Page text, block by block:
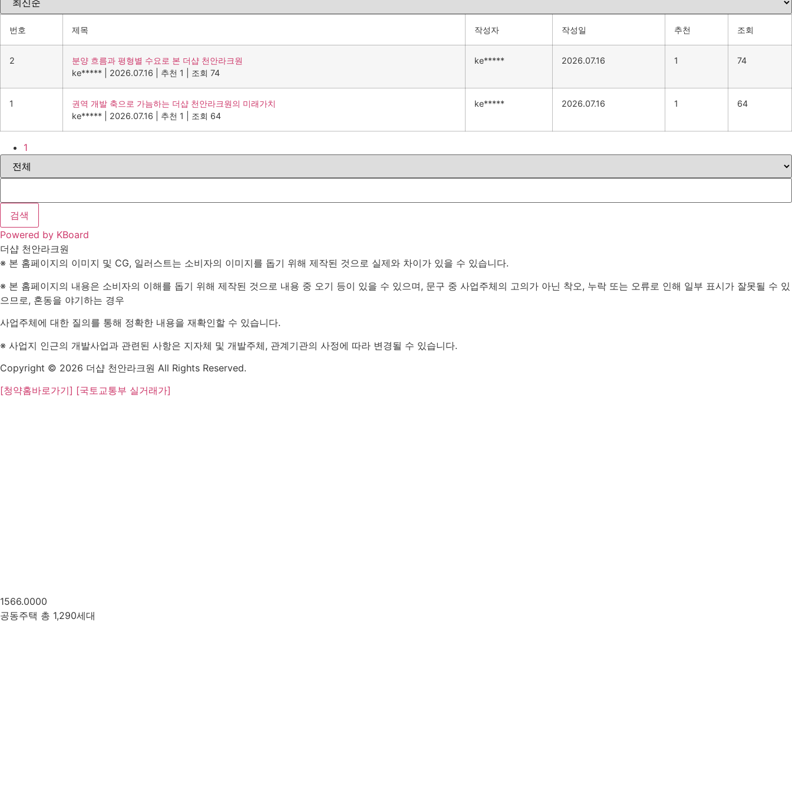
번호 제목 작성자 작성일 추천 조회
2
분양 흐름과 평형별 수요로 본 더샵 천안라크원
ke*****
2026.07.16 추천 1 조회 74
ke***** 2026.07.16 1 74
1
권역 개발 축으로 가늠하는 더샵 천안라크원의 미래가치
ke*****
2026.07.16 추천 1 조회 64
ke***** 2026.07.16 1 64
1
검색
Powered by KBoard
더샵 천안라크원
※ 본 홈페이지의 이미지 및 CG, 일러스트는 소비자의 이미지를 돕기 위해 제작된 것으로 실제와 차이가 있을 수 있습니다.
※ 본 홈페이지의 내용은 소비자의 이해를 돕기 위해 제작된 것으로 내용 중 오기 등이 있을 수 있으며, 문구 중 사업주체의 고의가 아닌 착오, 누락 또는 오류로 인해 일부 표시가 잘못될 수 있
으므로, 혼동을 야기하는 경우
사업주체에 대한 질의를 통해 정확한 내용을 재확인할 수 있습니다.
※ 사업지 인근의 개발사업과 관련된 사항은 지자체 및 개발주체, 관계기관의 사정에 따라 변경될 수 있습니다.
Copyright © 2026 더샵 천안라크원 All Rights Reserved.
[청약홈바로가기] [국토교통부 실거래가]
1566.0000
공동주택 총 1,290세대